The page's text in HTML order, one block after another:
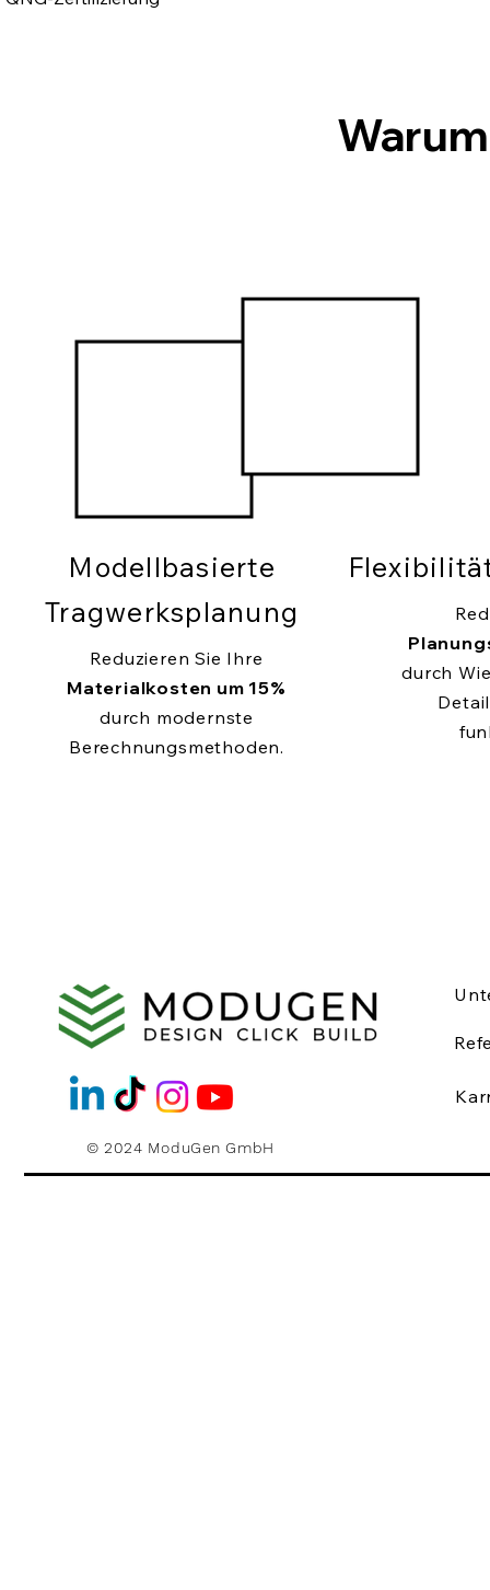
Modellbasierte
Tragwerksplanung
Reduzieren Sie Ihre
Materialkosten um 15%
durch modernste
Berechnungsmethoden.
durch
© 2024 ModuGen GmbH